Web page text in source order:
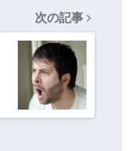
次の記事